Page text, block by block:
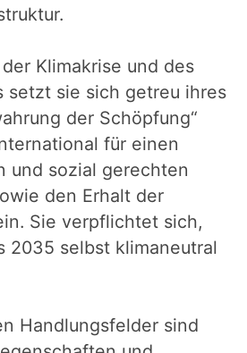
Klimakrise und des
setzt sie sich getreu ihres
der Schöpfung“
für einen
und sozial gerechten
den Erhalt der
Sie verpflichtet sich,
2035 selbst klimaneutral
Handlungsfelder sind